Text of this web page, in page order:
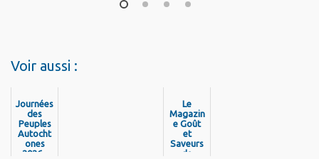
1
Voir aussi :
Journées
des
Peuples
Autocht
ones
2026 -
Le
Magazin
e Goût
et
Saveurs
de